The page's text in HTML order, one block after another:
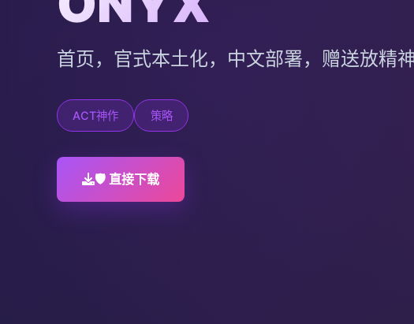
首页，官式本土化，中文部署，赠送放精
ACT神作 策略
🛡️ 直接下载